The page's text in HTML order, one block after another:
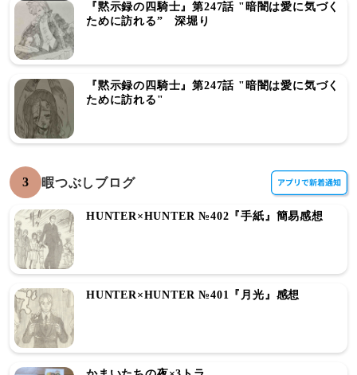
『黙示録の四騎士』第247話 "暗闇は愛に気づく
ために訪れる” 深堀り
『黙示録の四騎士』第247話 "暗闇は愛に気づく
ために訪れる"
3 暇つぶしブログ
HUNTER×HUNTER №402『手紙』簡易感想
HUNTER×HUNTER №401『月光』感想